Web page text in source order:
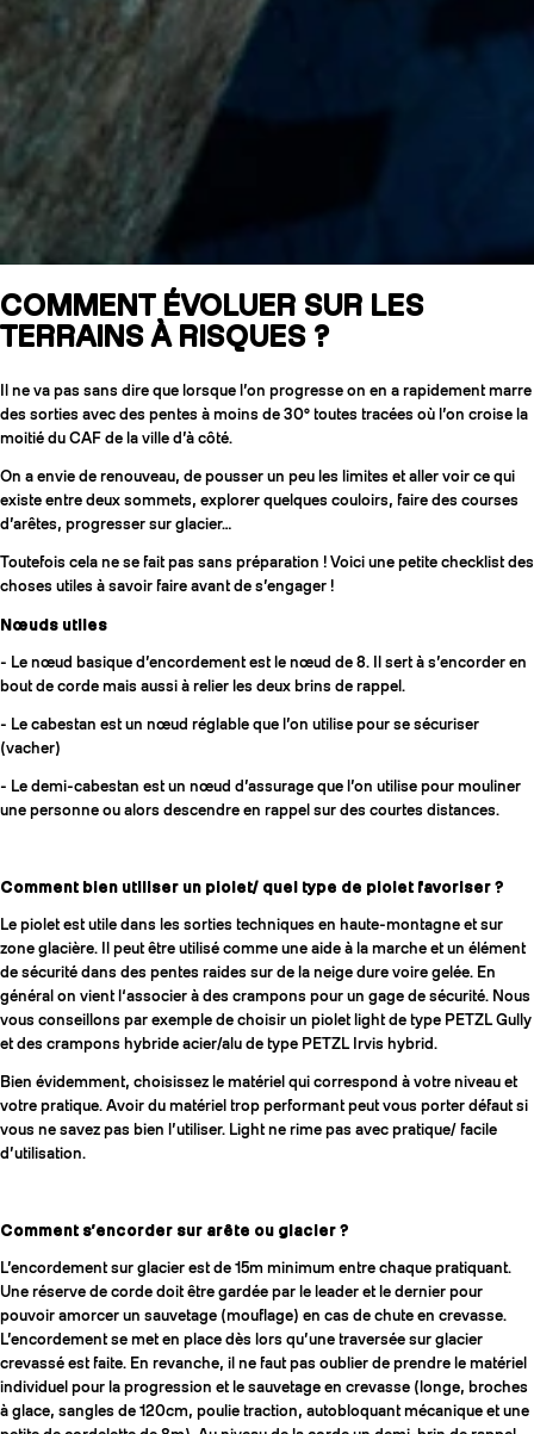
COMMENT ÉVOLUER SUR LES
TERRAINS À RISQUES ?
Il ne va pas sans dire que lorsque l’on progresse on en a rapidement marre
des sorties avec des pentes à moins de 30° toutes tracées où l’on croise la
moitié du CAF de la ville d’à côté.
On a envie de renouveau, de pousser un peu les limites et aller voir ce qui
existe entre deux sommets, explorer quelques couloirs, faire des courses
d’arêtes, progresser sur glacier…
Toutefois cela ne se fait pas sans préparation ! Voici une petite checklist des
choses utiles à savoir faire avant de s’engager !
Nœuds utiles
- Le nœud basique d’encordement est le nœud de 8. Il sert à s’encorder en
bout de corde mais aussi à relier les deux brins de rappel.
- Le cabestan est un nœud réglable que l’on utilise pour se sécuriser
(vacher)
- Le demi-cabestan est un nœud d’assurage que l’on utilise pour mouliner
une personne ou alors descendre en rappel sur des courtes distances.
Comment bien utiliser un piolet/ quel type de piolet favoriser ?
Le piolet est utile dans les sorties techniques en haute-montagne et sur
zone glacière. Il peut être utilisé comme une aide à la marche et un élément
de sécurité dans des pentes raides sur de la neige dure voire gelée. En
général on vient l‘associer à des crampons pour un gage de sécurité. Nous
vous conseillons par exemple de choisir un piolet light de type PETZL Gully
et des crampons hybride acier/alu de type PETZL Irvis hybrid.
Bien évidemment, choisissez le matériel qui correspond à votre niveau et
votre pratique. Avoir du matériel trop performant peut vous porter défaut si
vous ne savez pas bien l’utiliser. Light ne rime pas avec pratique/ facile
d’utilisation.
Comment s’encorder sur arête ou glacier ?
L’encordement sur glacier est de 15m minimum entre chaque pratiquant.
Une réserve de corde doit être gardée par le leader et le dernier pour
pouvoir amorcer un sauvetage (mouflage) en cas de chute en crevasse.
L’encordement se met en place dès lors qu’une traversée sur glacier
crevassé est faite. En revanche, il ne faut pas oublier de prendre le matériel
individuel pour la progression et le sauvetage en crevasse (longe, broches
à glace, sangles de 120cm, poulie traction, autobloquant mécanique et une